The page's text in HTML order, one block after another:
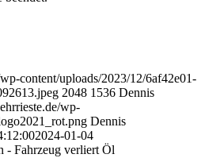
content/uploads/2023/12/6af42e01-
2048 1536 Dennis
wp-
Dennis
2024-01-04
- Fahrzeug verliert Öl